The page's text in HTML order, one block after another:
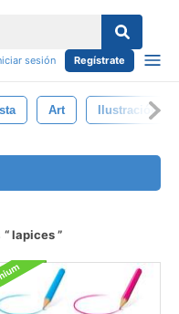
sesión Regístrate
Art Ilustración
lapices